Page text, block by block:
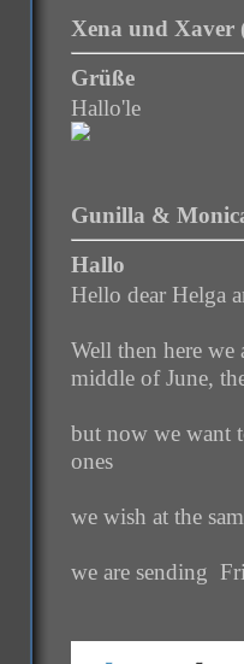
Xena und Xaver
Grüße
Hallo'le
Gunilla &
Hallo
Hello dear Helga
Well then here
middle of June,
but now we want
ones
we wish at the
we are sending